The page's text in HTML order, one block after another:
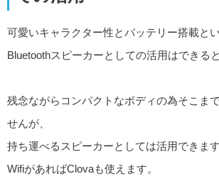
可愛いキャラクター性とバッテリー搭載と
Bluetoothスピーカーとしての活用はできる
残念ながらコンパクトなボディの為そこま
せんが、
持ち運べるスピーカーとしては活用できます
WifiがあればClovaも使えます。